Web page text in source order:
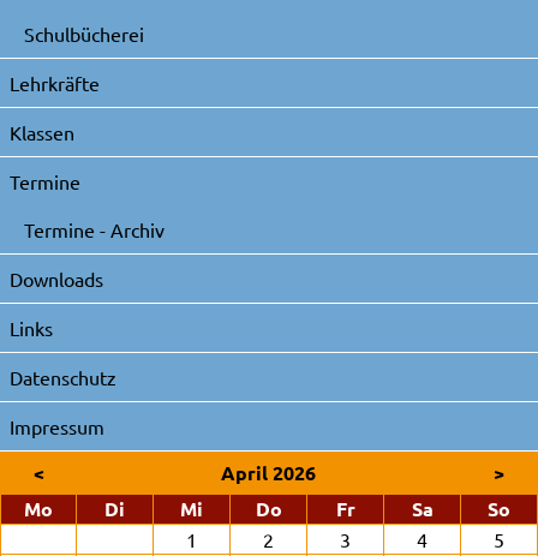
Schulbücherei
Lehrkräfte
Klassen
Termine
Termine - Archiv
Downloads
Links
Datenschutz
Impressum
< April 2026
>
Mo
Di enstagMi ttwochDonnerstag
Freitag SamstagSo
1 2 3 4
5